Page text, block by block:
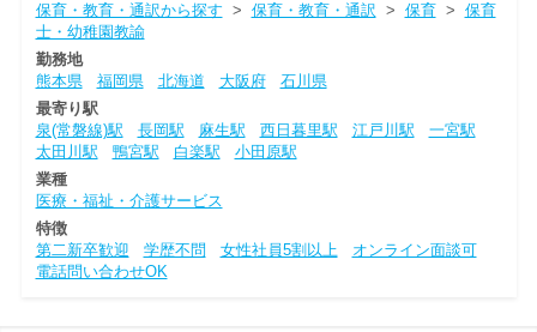
保育・教育・通訳から探す > 保育・教育・通訳 > 保育> 保育
士・幼稚園教諭
勤務地
熊本県
福岡県 北海道 大阪府
石川県
最寄り駅
泉(常磐線)駅
長岡駅 麻生駅 西日暮里駅 江戸川駅
一宮駅
太田川駅
鴨宮駅 白楽駅
小田原駅
業種
医療・福祉・介護サービス
特徴
第二新卒歓迎
学歴不問 女性社員5割以上
オンライン面談可
電話問い合わせOK